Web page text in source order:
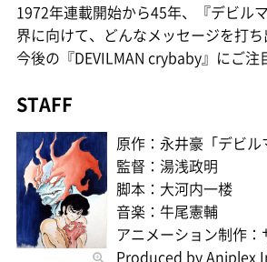
1972年連載開始から45年、『デビル
界に向けて、どんなメッセージを打ち
今後の『DEVILMAN crybaby』にご注
STAFF
原作：永井豪「デビル
監督：湯浅政明
脚本：大河内一楼
音楽：牛尾憲輔
アニメーション制作：
Produced by Aniplex